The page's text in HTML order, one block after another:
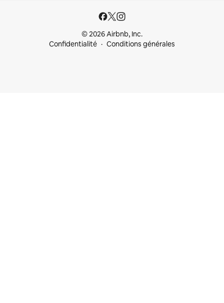
© 2026 Airbnb, Inc.
Confidentialité
Conditions générales